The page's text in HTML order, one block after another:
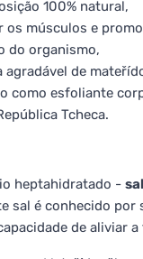
100% natural,
os músculos e
do organismo,
agradável de
como esfoliante
Tcheca.
heptahidratado -
sal é conhecido por
de aliviar